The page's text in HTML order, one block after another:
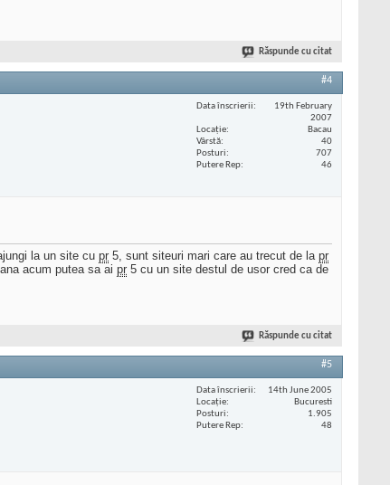
Răspunde cu citat
#4
Data înscrierii
19th February
2007
Locaţie
Bacau
Vârstă
40
Posturi
707
Putere Rep
46
la un site cu pr 5, sunt siteuri mari care au trecut de la pr
acum putea sa ai pr 5 cu un site destul de usor cred ca de
Răspunde cu citat
#5
Data înscrierii
14th June 2005
Locaţie
Bucuresti
Posturi
1.905
Putere Rep
48